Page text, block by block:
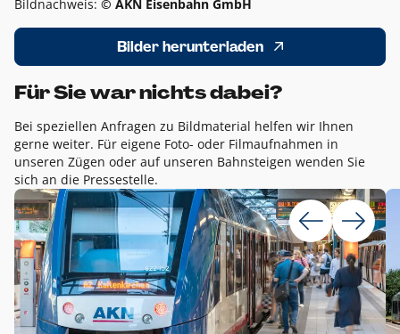
Bildnachweis: © AKN Eisenbahn GmbH
Bilder herunterladen
Für Sie war nichts dabei?
Bei speziellen Anfragen zu Bildmaterial helfen wir Ihnen
gerne weiter. Für eigene Foto- oder Filmaufnahmen in
unseren Zügen oder auf unseren Bahnsteigen wenden Sie
sich an die Pressestelle.